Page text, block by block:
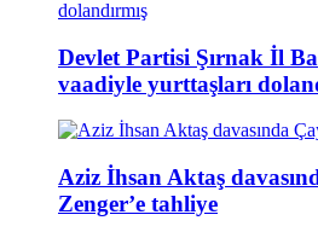
Devlet Partisi Şırnak İl
vaadiyle yurttaşları
Aziz İhsan Aktaş
Zenger’e tahliye